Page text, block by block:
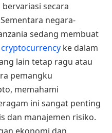
secara
negara-
sedang membuat
cryptocurrency ke dalam
lain tetap ragu atau
pemangku
memahami
ini sangat penting
dan manajemen risiko.